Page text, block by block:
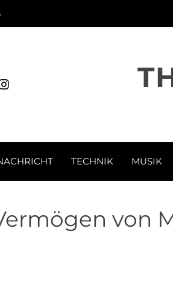
TECHNIK MUSIK
von